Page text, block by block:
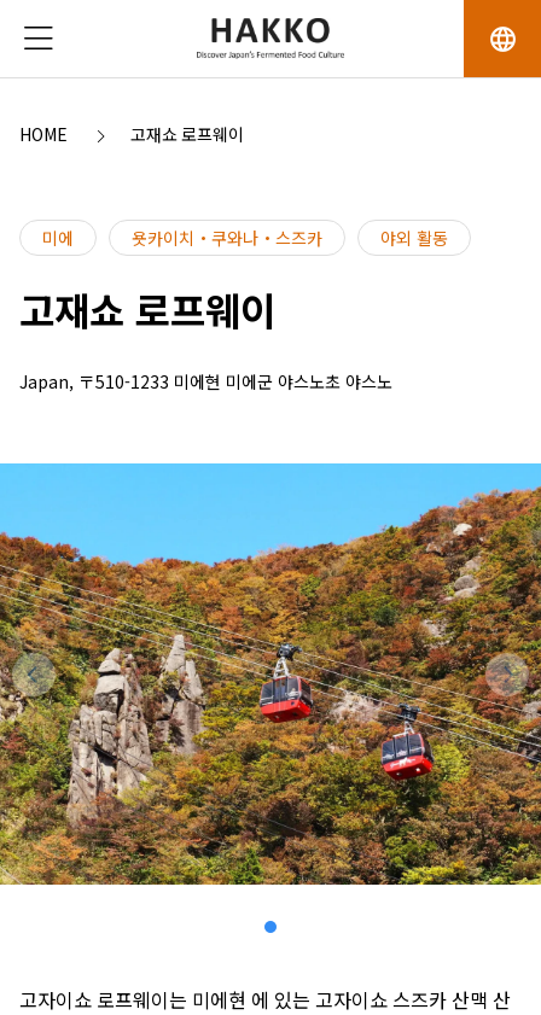
language
HOME 고재쇼 로프웨이
미에 욧카이치・쿠와나・스즈카 야외 활동
고재쇼 로프웨이
Japan, 〒510-1233 미에현 미에군 야스노초 야스노
고자이쇼 로프웨이는 미에현 에 있는 고자이쇼 스즈카 산맥 산